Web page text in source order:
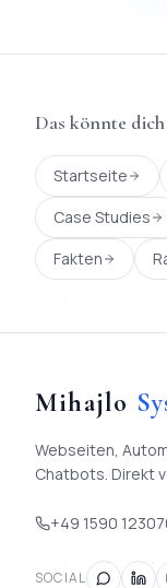
Das könnte
Startseite
Case Studies
Fakten
Mihajlo
Webseiten,
Chatbots. Direkt
+49 1590
SOCIAL